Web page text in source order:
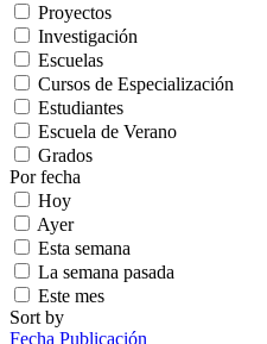
Proyectos
Investigación
Escuelas
Cursos de Especialización
Estudiantes
Escuela de Verano
Grados
Por fecha
Hoy
Ayer
Esta semana
La semana pasada
Este mes
Sort by
Fecha Publicación